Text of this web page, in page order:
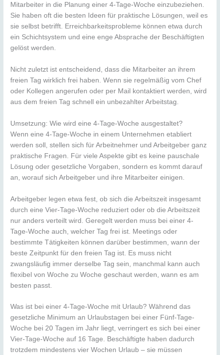
Mitarbeiter in die Planung einer 4-Tage-Woche einzubeziehen.
Sie haben oft die besten Ideen für praktische Lösungen, weil es
sie selbst betrifft. Erreichbarkeitsprobleme können etwa durch
ein Schichtsystem und eine enge Absprache der Beschäftigten
gelöst werden.
Nicht zuletzt ist entscheidend, dass die Mitarbeiter an ihrem
freien Tag wirklich frei haben. Wenn sie regelmäßig vom Chef
oder Kollegen angerufen oder per Mail kontaktiert werden, wird
aus dem freien Tag schnell ein unbezahlter Arbeitstag.
Umsetzung: Wie wird eine 4-Tage-Woche ausgestaltet?
Wenn eine 4-Tage-Woche in einem Unternehmen etabliert
werden soll, stellen sich für Arbeitnehmer und Arbeitgeber ganz
praktische Fragen. Für viele Aspekte gibt es keine pauschale
Lösung oder gesetzliche Vorgaben, sondern es kommt darauf
an, worauf sich Arbeitgeber und ihre Mitarbeiter einigen.
Arbeitgeber legen etwa fest, ob sich die Arbeitszeit insgesamt
durch eine Vier-Tage-Woche reduziert oder ob die Arbeitszeit
nur anders verteilt wird. Geregelt werden muss bei einer 4-
Tage-Woche auch, welcher Tag frei ist. Meetings oder
bestimmte Tätigkeiten können darüber bestimmen, wann der
beste Zeitpunkt für den freien Tag ist. Es muss nicht
zwangsläufig immer derselbe Tag sein, manchmal kann auch
flexibel von Woche zu Woche geschaut werden, wann es am
besten passt.
Was ist bei einer 4-Tage-Woche mit Urlaub? Während das
gesetzliche Minimum an Urlaubstagen bei einer Fünf-Tage-
Woche bei 20 Tagen im Jahr liegt, verringert es sich bei einer
Vier-Tage-Woche auf 16 Tage. Beschäftigte haben dadurch
trotzdem mindestens vier Wochen Urlaub – sie müssen